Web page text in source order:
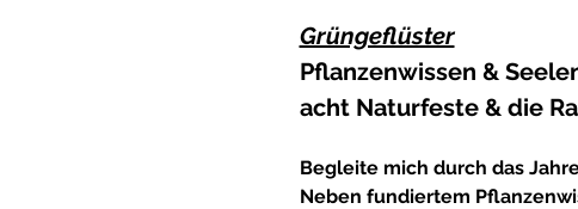
Grüngeflüster
Pflanzenwissen &
acht Naturfeste & die
Begleite mich durch das
Neben fundiertem